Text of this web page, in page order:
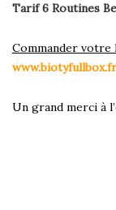
Tarif 6 Routines
Commander votre
www.biotyfullbox.fr
Un grand merci à